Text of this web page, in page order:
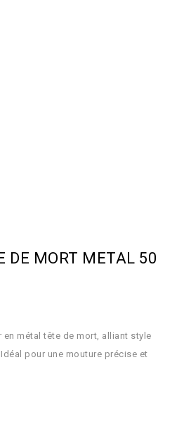
DE MORT METAL 50
en métal tête de mort, alliant style
pour une mouture précise et